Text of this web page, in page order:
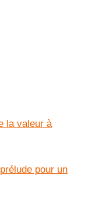
la valeur à
pour un